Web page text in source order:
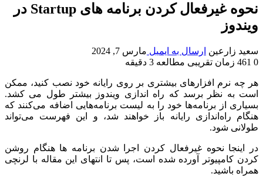
نحوه غیرفعال کردن برنامه های Startup در
ویندوز
سعید زارعین ارسال به ایمیل مارس 7, 2024
0
زمان تقریبی مطالعه 3 دقیقه
هر چه نرم افزارهای بیشتری بر روی رایانه خود نصب کنید، ممکن
است به نظر برسد که راه اندازی ویندوز بیشتر طول می کشد.
بسیاری از برنامه‌ها خود را به لیست برنامه‌هایی اضافه می‌کنند که
هنگام راه‌اندازی رایانه باز خواهند شد، و این فهرست می‌تواند
طولانی شود.
در اینجا نحوه غیرفعال کردن اجرا شدن برنامه ها هنگام روشن
کردن کامپیوتر آورده شده است، پس تا انتهای این مقاله با لرنچی
همراه باشید.